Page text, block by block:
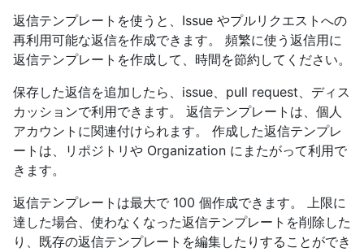
返信テンプレートを使うと、Issue やプルリクエストへの
再利用可能な返信を作成できます。 頻繁に使う返信用に
返信テンプレートを作成して、時間を節約してください。
保存した返信を追加したら、issue、pull request、ディス
カッションで利用できます。 返信テンプレートは、個人
アカウントに関連付けられます。 作成した返信テンプレ
ートは、リポジトリや Organization にまたがって利用で
きます。
返信テンプレートは最大で 100 個作成できます。 上限に
達した場合、使わなくなった返信テンプレートを削除した
り、既存の返信テンプレートを編集したりすることができ